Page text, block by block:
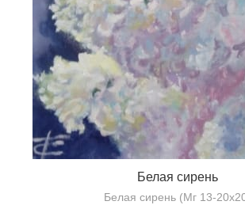
Белая сирень
Белая сирень (Мг 13-